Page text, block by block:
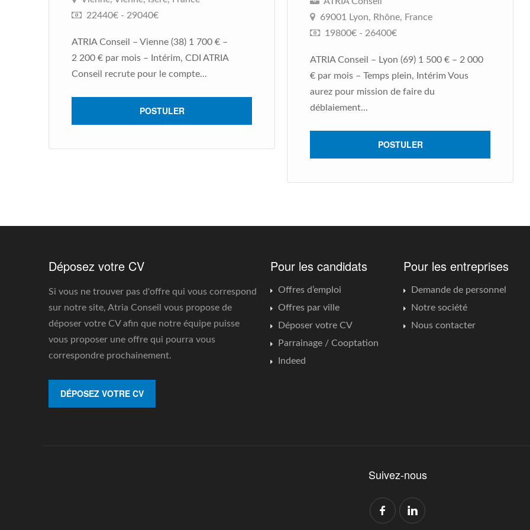
22440€ - 29040€
ATRIA Conseil – Vienne (38) 1 700 € –
2 200 € par mois – Intérim, CDI ATRIA
Conseil recrute pour le compte...
POSTULER
69001 Lyon, Rhône, France
19800€ - 26400€
ATRIA Conseil – Lyon (69) 1 500 € – 2 000
€ par mois – Temps plein, Intérim Vous
aurez pour mission de faire du
déblaiement...
POSTULER
Déposez votre CV
Si vous ne trouver pas d'offre qui vous correspond
sur notre site, Atria Conseil vous propose de
déposer votre CV afin que notre équipe puisse
vous proposer une offre qui pourra vous
correspondre prochainement.
DÉPOSEZ VOTRE CV
Pour les candidats
Offres d’emploi
Offres par ville
Déposer votre CV
Parrainage / Cooptation
Indeed
Pour les entreprises
Demande de personnel
Notre société
Nous contacter
Suivez-nous